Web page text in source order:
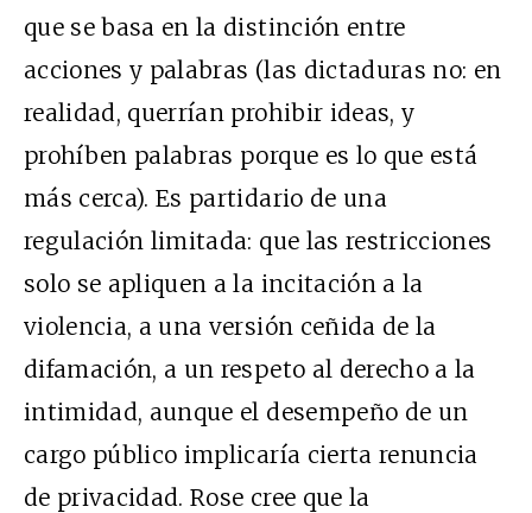
que se basa en la distinción entre
acciones y palabras (las dictaduras no: en
realidad, querrían prohibir ideas, y
prohíben palabras porque es lo que está
más cerca). Es partidario de una
regulación limitada: que las restricciones
solo se apliquen a la incitación a la
violencia, a una versión ceñida de la
difamación, a un respeto al derecho a la
intimidad, aunque el desempeño de un
cargo público implicaría cierta renuncia
de privacidad. Rose cree que la